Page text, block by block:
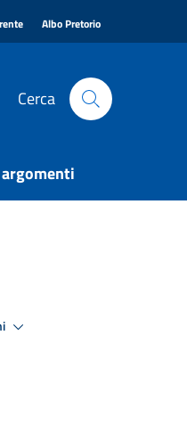
Albo Pretorio
Cerca